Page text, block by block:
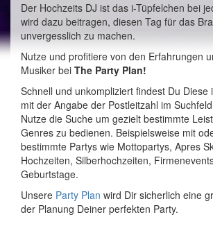
Der Hochzeits DJ ist das i-Tüpfelchen bei
wird dazu beitragen, diesen Tag für das
unvergesslich zu machen.
Nutze und profitiere von den Erfahrungen
Musiker bei The Party Plan!
Schnell und unkompliziert findest Du Diese
mit der Angabe der Postleitzahl im
Nutze die Suche um gezielt bestimmte
Genres zu bedienen. Beispielsweise mit
bestimmte Partys wie Mottopartys, Apres
Hochzeiten, Silberhochzeiten,
Geburtstage.
Unsere Party Plan wird Dir sicherlich eine
der Planung Deiner perfekten Party.